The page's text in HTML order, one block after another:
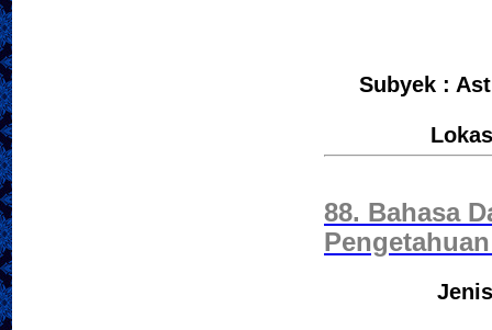
Subyek :
88. Bahasa